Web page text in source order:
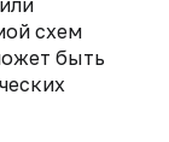
схем
быть